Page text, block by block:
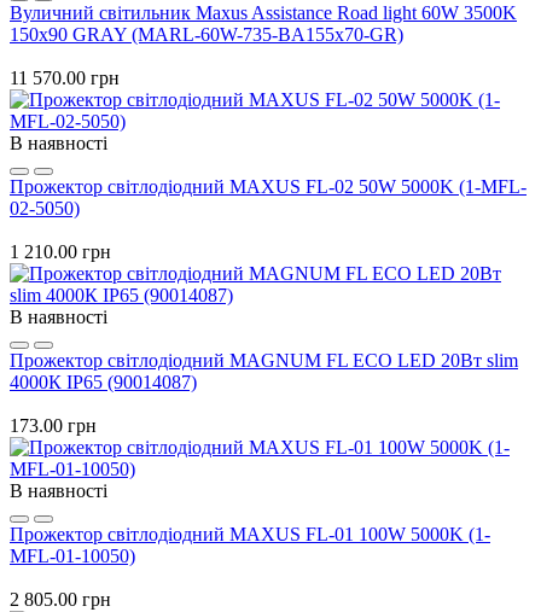
Вуличний світильник Maxus Assistance Road light 60W 3500K
150х90 GRAY (MARL-60W-735-BA155х70-GR)
11 570.00 грн
В наявності
Прожектор світлодіодний MAXUS FL-02 50W 5000K (1-MFL-
02-5050)
1 210.00 грн
В наявності
Прожектор світлодіодний MAGNUM FL ECO LED 20Вт slim
4000К IP65 (90014087)
173.00 грн
В наявності
Прожектор світлодіодний MAXUS FL-01 100W 5000K (1-
MFL-01-10050)
2 805.00 грн